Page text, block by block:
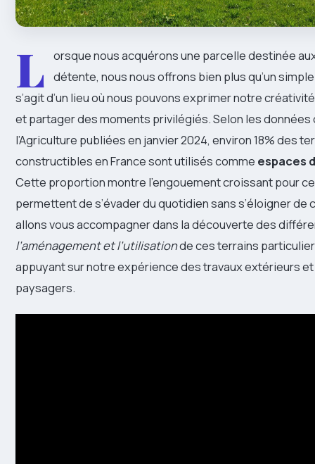
L orsque nous acquérons une parcelle destinée
détente, nous nous offrons bien plus qu’un
s’agit d’un lieu où nous pouvons exprimer notre
et partager des moments privilégiés. Selon les données
l’Agriculture publiées en janvier 2024, environ 18% des
constructibles en France sont utilisés comme espaces
Cette proportion montre l’engouement croissant pour
permettent de s’évader du quotidien sans s’éloigner de
allons vous accompagner dans la découverte des
l’aménagement et l’utilisationde ces terrains
appuyant sur notre expérience des travaux extérieurs
paysagers.